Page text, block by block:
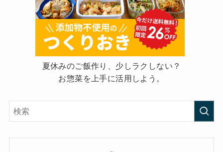
夏休みのご飯作り、少しラクしない？
お惣菜を上手に活用しよう。